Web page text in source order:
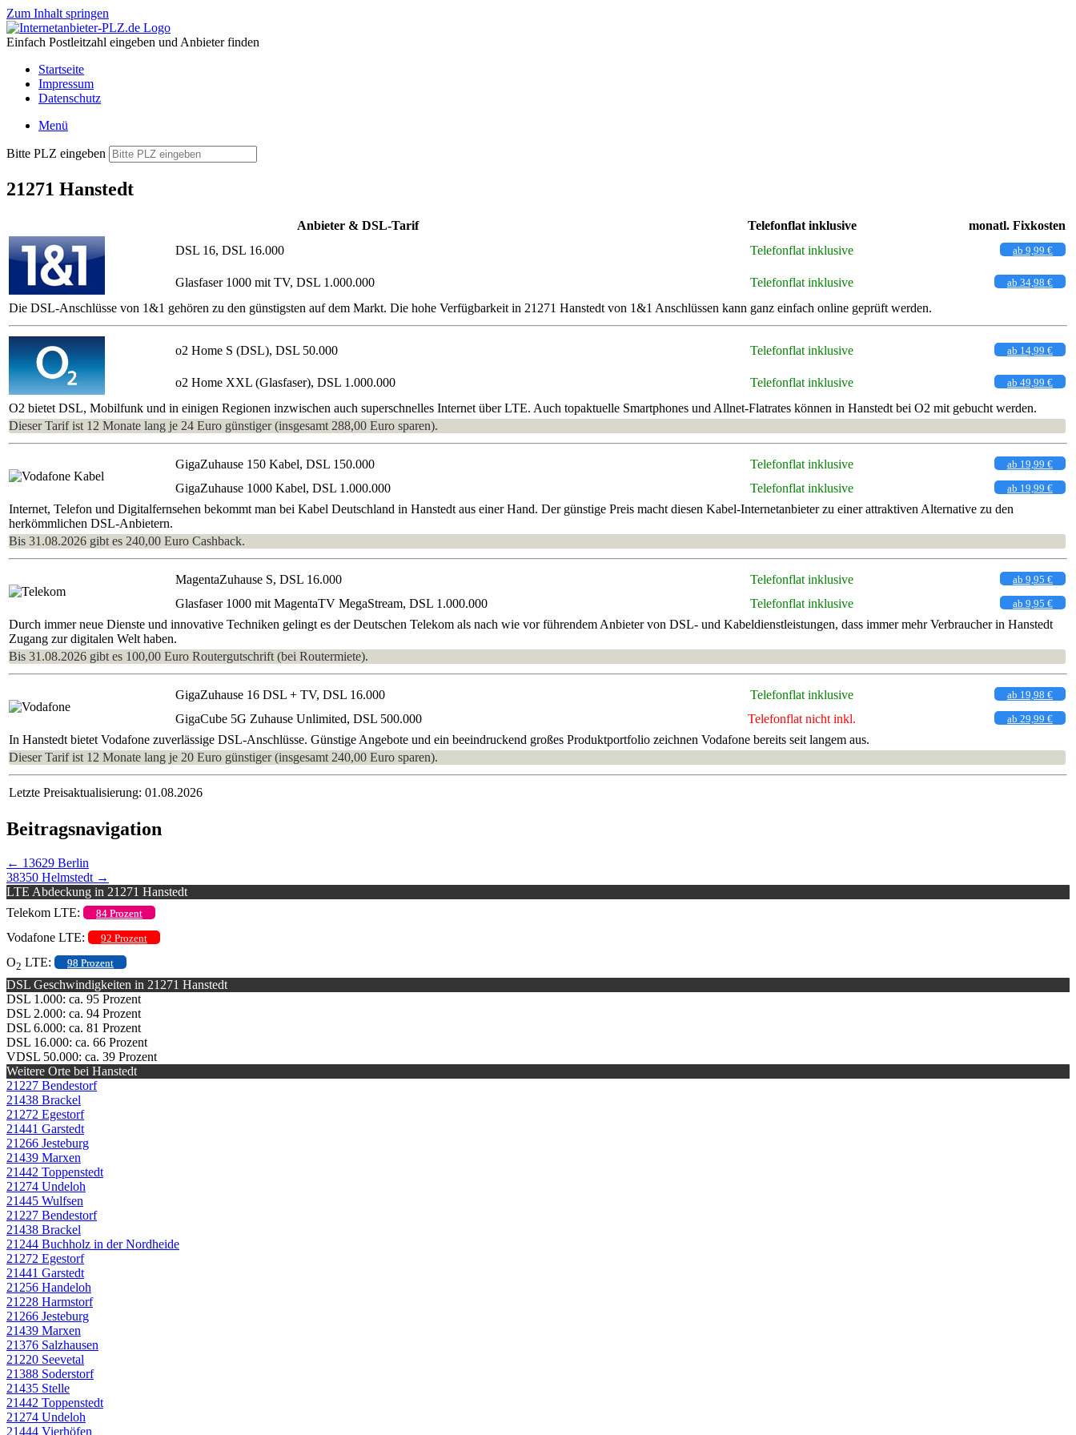
Zum Inhalt springen
Einfach Postleitzahl eingeben und Anbieter finden
Startseite
Impressum
Datenschutz
Menü
Bitte PLZ eingeben
21271 Hanstedt
Anbieter & DSL-Tarif Telefonflat inklusive
monatl. Fixkosten
DSL 16, DSL 16.000
Telefonflat inklusive ab 9,99 €
Glasfaser 1000 mit TV, DSL 1.000.000 Telefonflat inklusive ab 34,98 €
Die DSL-Anschlüsse von 1&1 gehören zu den günstigsten auf dem Markt. Die hohe Verfügbarkeit in 21271 Hanstedt von 1&1 Anschlüssen kann ganz einfach online geprüft werden.
o2 Home S (DSL), DSL 50.000 Telefonflat inklusive ab 14,99 €
o2 Home XXL (Glasfaser), DSL 1.000.000 Telefonflat inklusive ab 49,99 €
O2 bietet DSL, Mobilfunk und in einigen Regionen inzwischen auch superschnelles Internet über LTE. Auch topaktuelle Smartphones und Allnet-Flatrates können in Hanstedt bei O2 mit gebucht werden.
Dieser Tarif ist 12 Monate lang je 24 Euro günstiger (insgesamt 288,00 Euro sparen).
GigaZuhause 150 Kabel, DSL 150.000 Telefonflat inklusive ab 19,99 €
GigaZuhause 1000 Kabel, DSL 1.000.000 Telefonflat inklusive ab 19,99 €
Internet, Telefon und Digitalfernsehen bekommt man bei Kabel Deutschland in Hanstedt aus einer Hand. Der günstige Preis macht diesen Kabel-Internetanbieter zu einer attraktiven Alternative zu den
herkömmlichen DSL-Anbietern.
Bis 31.08.2026 gibt es 240,00 Euro Cashback.
MagentaZuhause S, DSL 16.000 Telefonflat inklusive ab 9,95 €
Glasfaser 1000 mit MagentaTV MegaStream, DSL 1.000.000 Telefonflat inklusive ab 9,95 €
Durch immer neue Dienste und innovative Techniken gelingt es der Deutschen Telekom als nach wie vor führendem Anbieter von DSL- und Kabeldienstleistungen, dass immer mehr Verbraucher in Hanstedt
Zugang zur digitalen Welt haben.
Bis 31.08.2026 gibt es 100,00 Euro Routergutschrift (bei Routermiete).
GigaZuhause 16 DSL + TV, DSL 16.000 Telefonflat inklusive ab 19,98 €
GigaCube 5G Zuhause Unlimited, DSL 500.000 Telefonflat nicht inkl. ab 29,99 €
In Hanstedt bietet Vodafone zuverlässige DSL-Anschlüsse. Günstige Angebote und ein beeindruckend großes Produktportfolio zeichnen Vodafone bereits seit langem aus.
Dieser Tarif ist 12 Monate lang je 20 Euro günstiger (insgesamt 240,00 Euro sparen).
Letzte Preisaktualisierung: 01.08.2026
Beitragsnavigation
← 13629 Berlin
38350 Helmstedt →
LTE Abdeckung in 21271 Hanstedt
Telekom LTE:
84 Prozent
Vodafone LTE: 92 Prozent
O2 LTE: 98 Prozent
DSL Geschwindigkeiten in 21271 Hanstedt
DSL 1.000: ca. 95 Prozent
DSL 2.000: ca. 94 Prozent
DSL 6.000: ca. 81 Prozent
DSL 16.000: ca. 66 Prozent
VDSL 50.000: ca. 39 Prozent
Weitere Orte bei Hanstedt
21227 Bendestorf
21438 Brackel
21272 Egestorf
21441 Garstedt
21266 Jesteburg
21439 Marxen
21442 Toppenstedt
21274 Undeloh
21445 Wulfsen
21227 Bendestorf
21438 Brackel
21244 Buchholz in der Nordheide
21272 Egestorf
21441 Garstedt
21256 Handeloh
21228 Harmstorf
21266 Jesteburg
21439 Marxen
21376 Salzhausen
21220 Seevetal
21388 Soderstorf
21435 Stelle
21442 Toppenstedt
21274 Undeloh
21444 Vierhöfen